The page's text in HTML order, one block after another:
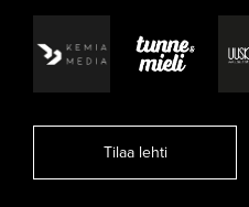
Tilaa lehti